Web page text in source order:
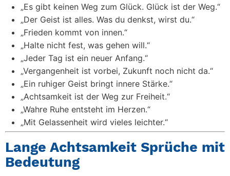
„Es gibt keinen Weg zum Glück. Glück ist der Weg.“
„Der Geist ist alles. Was du denkst, wirst du.“
„Frieden kommt von innen.“
„Halte nicht fest, was gehen will.“
„Jeder Tag ist ein neuer Anfang.“
„Vergangenheit ist vorbei, Zukunft noch nicht da.“
„Ein ruhiger Geist bringt innere Stärke.“
„Achtsamkeit ist der Weg zur Freiheit.“
„Wahre Ruhe entsteht im Herzen.“
„Mit Gelassenheit wird vieles leichter.“
Lange Achtsamkeit Sprüche mit
Bedeutung